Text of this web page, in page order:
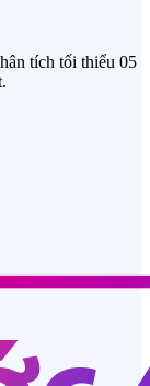
tích tối thiểu 05